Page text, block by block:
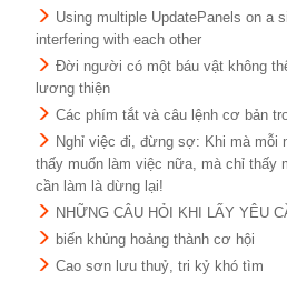
Using multiple UpdatePanels on a
interfering with each other
Đời người có một báu vật không
lương thiện
Các phím tắt và câu lệnh cơ bản
Nghỉ việc đi, đừng sợ: Khi mà mỗi
thấy muốn làm việc nữa, mà chỉ thấy
cần làm là dừng lại!
NHỮNG CÂU HỎI KHI LẤY YÊU
biến khủng hoảng thành cơ hội
Cao sơn lưu thuỷ, tri kỷ khó tìm